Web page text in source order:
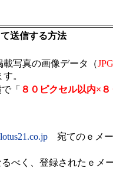
送信する方法
写真の画像データ（
。
「 ８０ピクセル以内×
宛てのｅメ
べく、登録されたｅメ